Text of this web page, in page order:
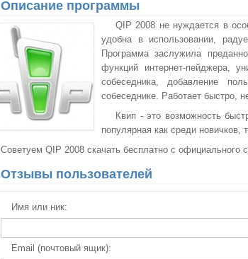
Описание программы
QIP 2008 не нуждается в
удобна в использовании,
Программа заслужила
функций интернет-пейджера,
собеседника, добавление
собеседнике. Работает быстро,
Квип - это возможность
популярная как среди новичков,
Советуем QIP 2008 скачать бесплатно с официального
Отзывы пользователей
Имя или ник:
Email (почтовый ящик):